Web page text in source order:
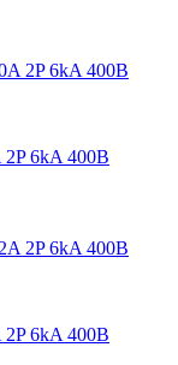
6kA 400В
6kA 400В